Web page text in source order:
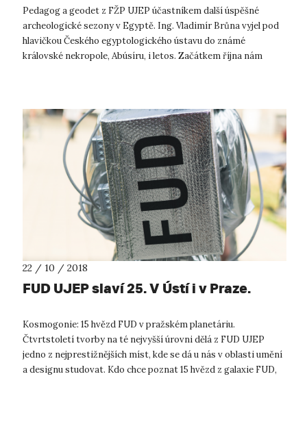
Pedagog a geodet z FŽP UJEP účastníkem další úspěšné
archeologické sezony v Egyptě. Ing. Vladimír Brůna vyjel pod
hlavičkou Českého egyptologického ústavu do známé
královské nekropole, Abúsíru, i letos. Začátkem října nám
22 / 10 / 2018
FUD UJEP slaví 25. V Ústí i v Praze.
Kosmogonie: 15 hvězd FUD v pražském planetáriu.
Čtvrtstoletí tvorby na té nejvyšší úrovni dělá z FUD UJEP
jedno z nejprestižnějších míst, kde se dá u nás v oblasti umění
a designu studovat. Kdo chce poznat 15 hvězd z galaxie FUD,